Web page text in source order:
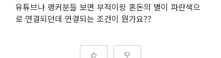
유튜브나 랭커분들 보면 부적이랑 혼돈의 별이 파란색으
로 연결되던데 연결되는 조건이 뭔가요??